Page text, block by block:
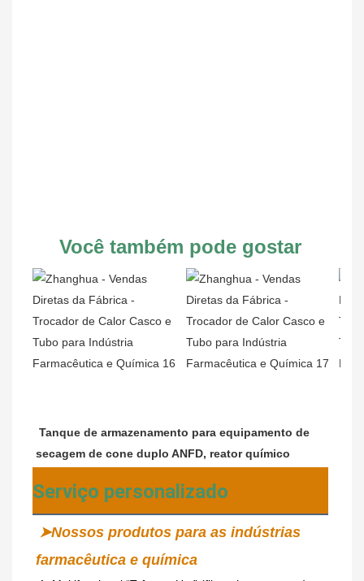
Você também pode gostar
Tanque de armazenamento para equipamento de
secagem de cone duplo ANFD, reator químico
Serviço personalizado
➤Nossos produtos para as indústrias
farmacêutica e química